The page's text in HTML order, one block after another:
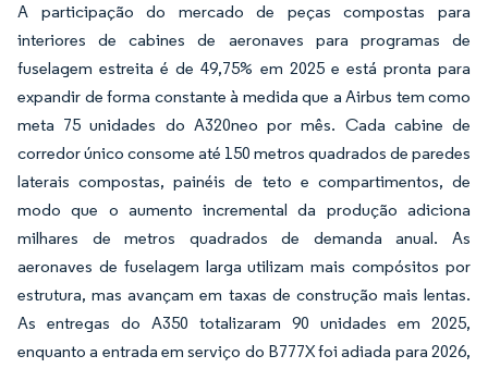
A participação do mercado de peças compostas para
interiores de cabines de aeronaves para programas de
fuselagem estreita é de 49,75% em 2025 e está pronta para
expandir de forma constante à medida que a Airbus tem como
meta 75 unidades do A320neo por mês. Cada cabine de
corredor único consome até 150 metros quadrados de paredes
laterais compostas, painéis de teto e compartimentos, de
modo que o aumento incremental da produção adiciona
milhares de metros quadrados de demanda anual. As
aeronaves de fuselagem larga utilizam mais compósitos por
estrutura, mas avançam em taxas de construção mais lentas.
As entregas do A350 totalizaram 90 unidades em 2025,
enquanto a entrada em serviço do B777X foi adiada para 2026,